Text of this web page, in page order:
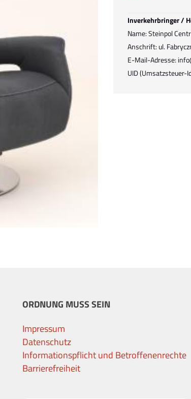
Inverkehrbringer /
Name: Steinpol
Anschrift: ul.
E-Mail-Adresse:
UID
ORDNUNG MUSS SEIN
Impressum
Datenschutz
Informationspflicht und Betroffenenrechte
Barrierefreiheit